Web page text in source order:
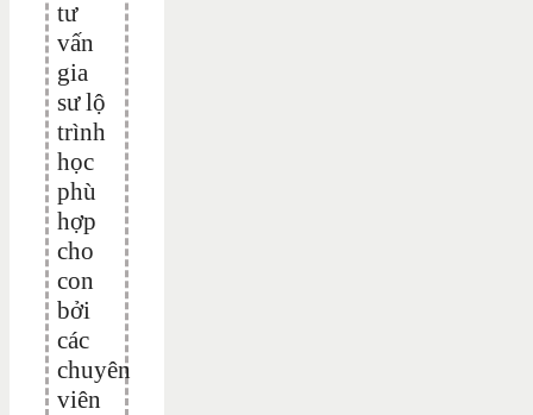
tư
vấn
gia
sư lộ
trình
học
phù
hợp
cho
con
bởi
các
chuyên
viên